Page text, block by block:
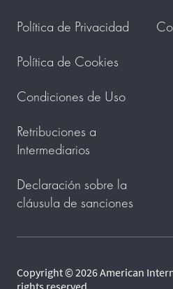
Política de Privacidad
Política de Cookies
Condiciones de Uso
Retribuciones a
Intermediarios
Declaración sobre la
cláusula de sanciones
Copyright © 2026 American
rights reserved.